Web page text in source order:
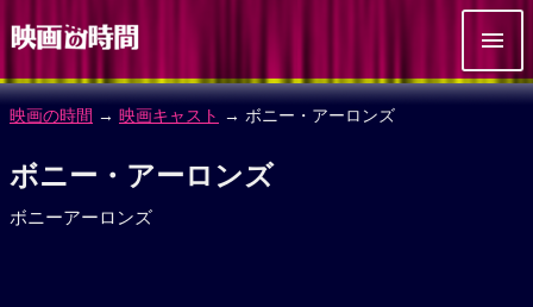
映画の時間 → 映画キャスト → ボニー・アーロンズ
ボニー・アーロンズ
ボニーアーロンズ